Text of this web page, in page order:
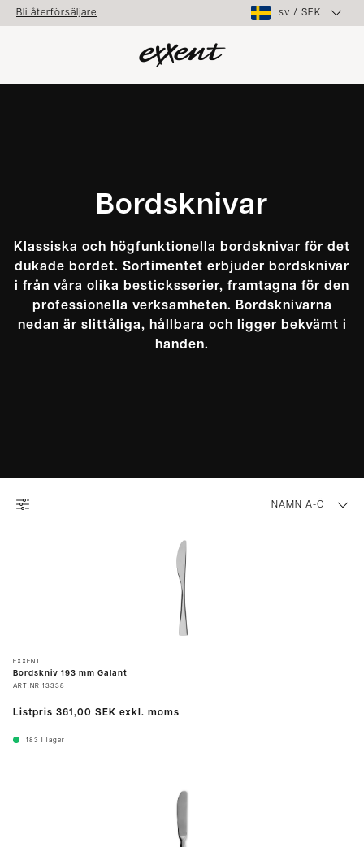
Bli återförsäljare sv / SEK
Bordsknivar
Klassiska och högfunktionella bordsknivar för det
dukade bordet. Sortimentet erbjuder bordsknivar
i från våra olika besticksserier, framtagna för den
professionella verksamheten. Bordsknivarna
nedan är slittåliga, hållbara och ligger bekvämt i
handen.
NAMN A-Ö
EXXENT
Bordskniv 193 mm Galant
ART.NR 13338
Listpris 361,00 SEK exkl. moms
183 I lager